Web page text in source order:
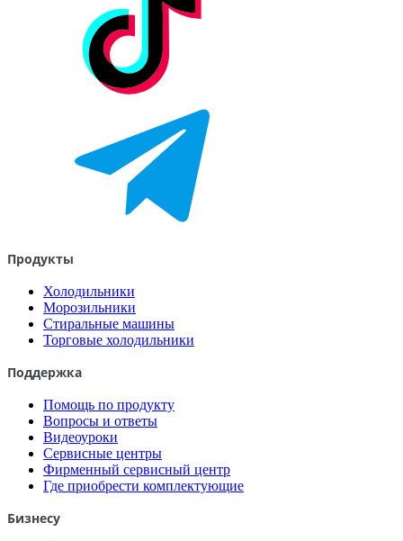
Продукты
Холодильники
Морозильники
Стиральные машины
Торговые холодильники
Поддержка
Помощь по продукту
Вопросы и ответы
Видеоуроки
Сервисные центры
Фирменный сервисный центр
Где приобрести комплектующие
Бизнесу